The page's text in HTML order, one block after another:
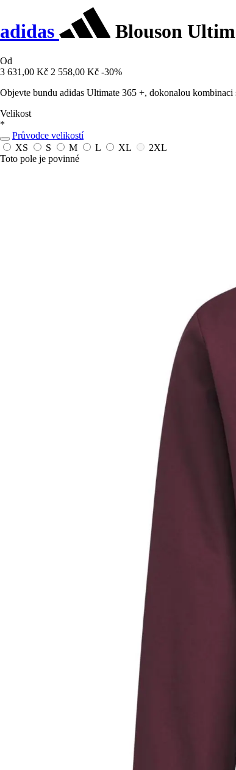
adidas Blouson
Od
3 631,00 Kč 2 558,00 Kč -30%
Objevte bundu adidas Ultimate 365 +, dokonalou
Velikost
*
Průvodce velikostí
XS
S M L XL
2XL
Toto pole je povinné